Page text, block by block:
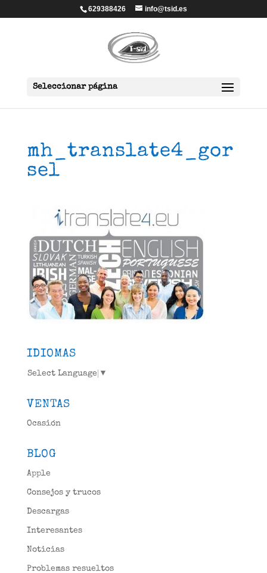
629388426 info@tsid.es
Seleccionar página
mh_translate4_gor
sel
IDIOMAS
Select Language ▼
VENTAS
Ocasión
BLOG
Apple
Consejos y trucos
Descargas
Interesantes
Noticias
Problemas resueltos